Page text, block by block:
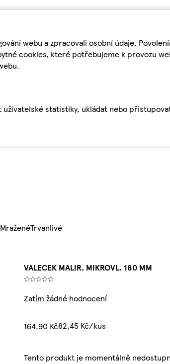
webu a zpracovali osobní údaje.
cookies, které potřebujeme k provozu
statistiky, ukládat nebo
MraženéTrvanlivé
VALECEK MALIR. MIKROVL. 180 MM
Zatím žádné hodnocení
164,90 Kč82,45 Kč/kus
Tento produkt je momentálně